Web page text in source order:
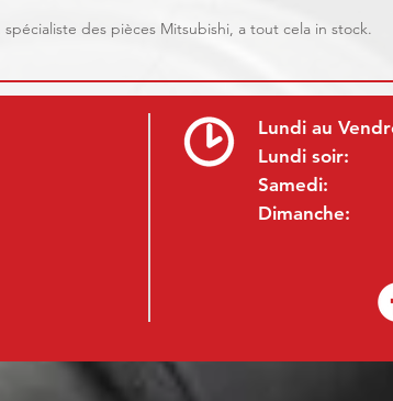
spécialiste des pièces Mitsubishi, a tout cela in stock.
Lundi au
Lundi soir:
Samedi:
Dimanche: